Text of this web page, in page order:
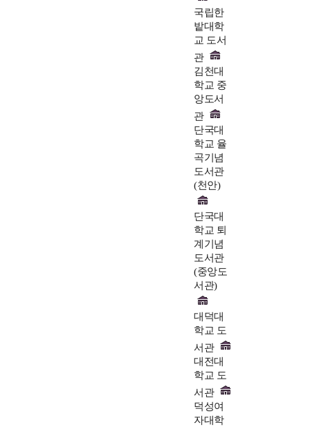
국립한
밭대학
교 도서
관
김천대
학교 중
앙도서
관
단국대
학교 율
곡기념
도서관
(천안)
단국대
학교 퇴
계기념
도서관
(중앙도
서관)
대덕대
학교 도
서관
대전대
학교 도
서관
덕성여
자대학